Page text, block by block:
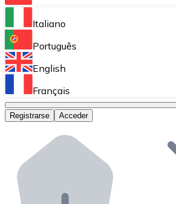
Bitnovo Ramp
Integra nuestra solución en tu
Bitnovo Giftcards
Bitnovo OTC
Bitnovo ATM
Integra un ATM Bitnovo en tu
Bitnovo API
Italiano
Português
English
Français
Registrarse Acceder